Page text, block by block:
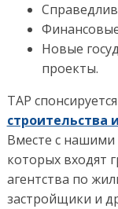
Новые
проекты.
TAP спонсируется
строительства
Вместе с
которых входят
агентства по
застройщики и